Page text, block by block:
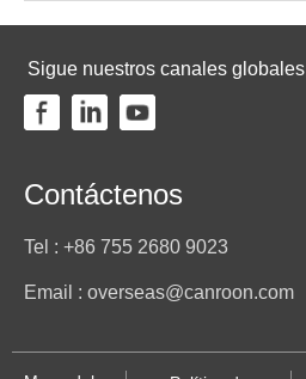
Sigue nuestros canales globales
Contáctenos
Tel : +86 755 2680 9023
Email : overseas@canroon.com